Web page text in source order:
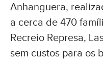
Anhanguera,
a cerca de 470
Recreio Represa,
sem custos para os